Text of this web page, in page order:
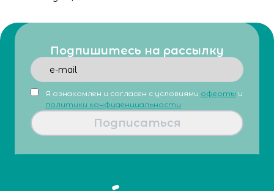
Подпишитесь на рассылку
Я ознакомлен и согласен с условиями оферты и
политики конфиденциальности
Подписаться